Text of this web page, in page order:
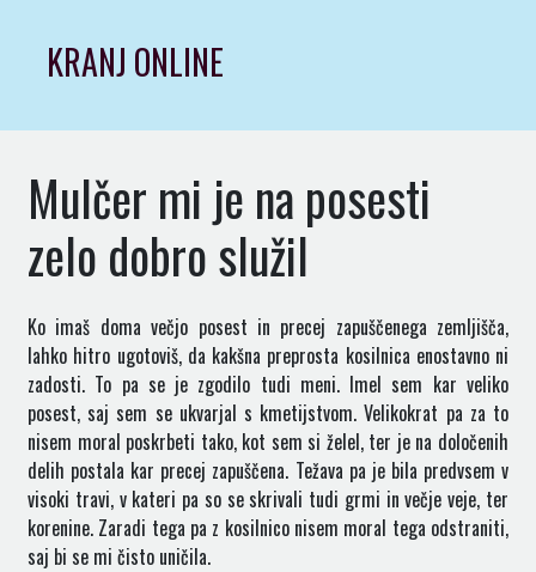
contentKRANJ ONLINE
Mulčer mi je na posesti
zelo dobro služil
Ko imaš doma večjo posest in precej zapuščenega zemljišča,
lahko hitro ugotoviš, da kakšna preprosta kosilnica enostavno ni
zadosti. To pa se je zgodilo tudi meni. Imel sem kar veliko
posest, saj sem se ukvarjal s kmetijstvom. Velikokrat pa za to
nisem moral poskrbeti tako, kot sem si želel, ter je na določenih
delih postala kar precej zapuščena. Težava pa je bila predvsem v
visoki travi, v kateri pa so se skrivali tudi grmi in večje veje, ter
korenine. Zaradi tega pa z kosilnico nisem moral tega odstraniti,
saj bi se mi čisto uničila.